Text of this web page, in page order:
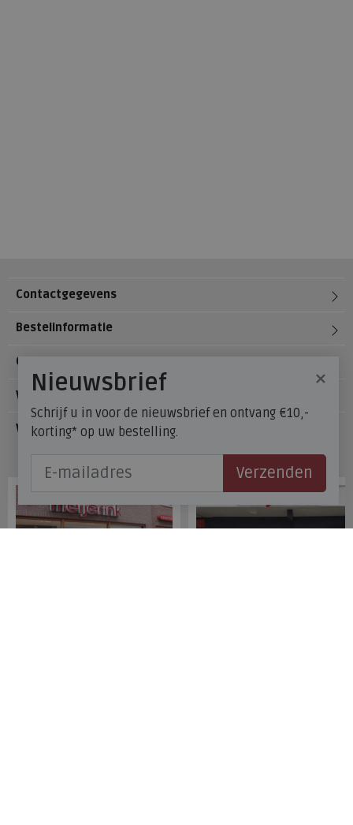
Contactgegevens
Bestelinformatie
Over Meijerink Schoenen
Voetzorg
Veelgestelde vragen
×
Nieuwsbrief
Schrijf u in voor de nieuwsbrief en ontvang €10,-
korting* op uw bestelling.
Verzenden